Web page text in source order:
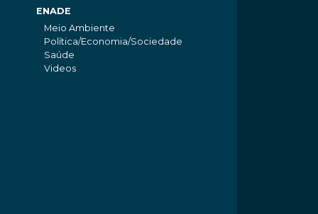
ENADE
Meio Ambiente
Política/Economia/Sociedade
Saúde
Videos